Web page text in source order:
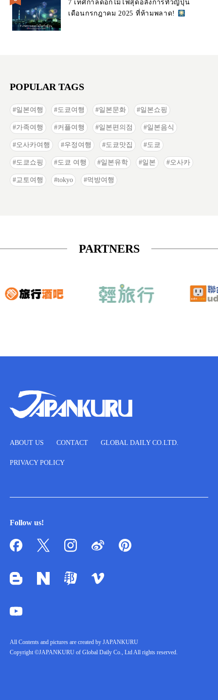
7 เทศกาลดอกไม้ไฟสุดอลังการทั่วญี่ปุ่น
เดือนกรกฎาคม 2025 ที่ห้ามพลาด!
POPULAR TAGS
일본여행 도쿄여행 일본문화 일본쇼핑
가족여행 커플여행 일본편의점 일본음식
오사카여행 우정여행 도쿄맛집 도쿄
도쿄쇼핑 도쿄 여행 일본유학 일본 오사카
교토여행 tokyo 먹방여행
PARTNERS
ABOUT US CONTACT GLOBAL DAILY CO.LTD.
PRIVACY POLICY
Follow us!
All Contents and pictures are created by JAPANKURU
Copyright ©JAPANKURU of Global Daily Co., Ltd All rights reserved.